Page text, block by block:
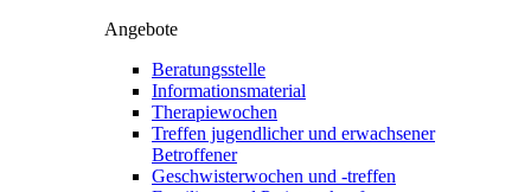
Angebote
Beratungsstelle
Informationsmaterial
Therapiewochen
Treffen jugendlicher und erwachsener
Betroffener
Geschwisterwochen und -treffen